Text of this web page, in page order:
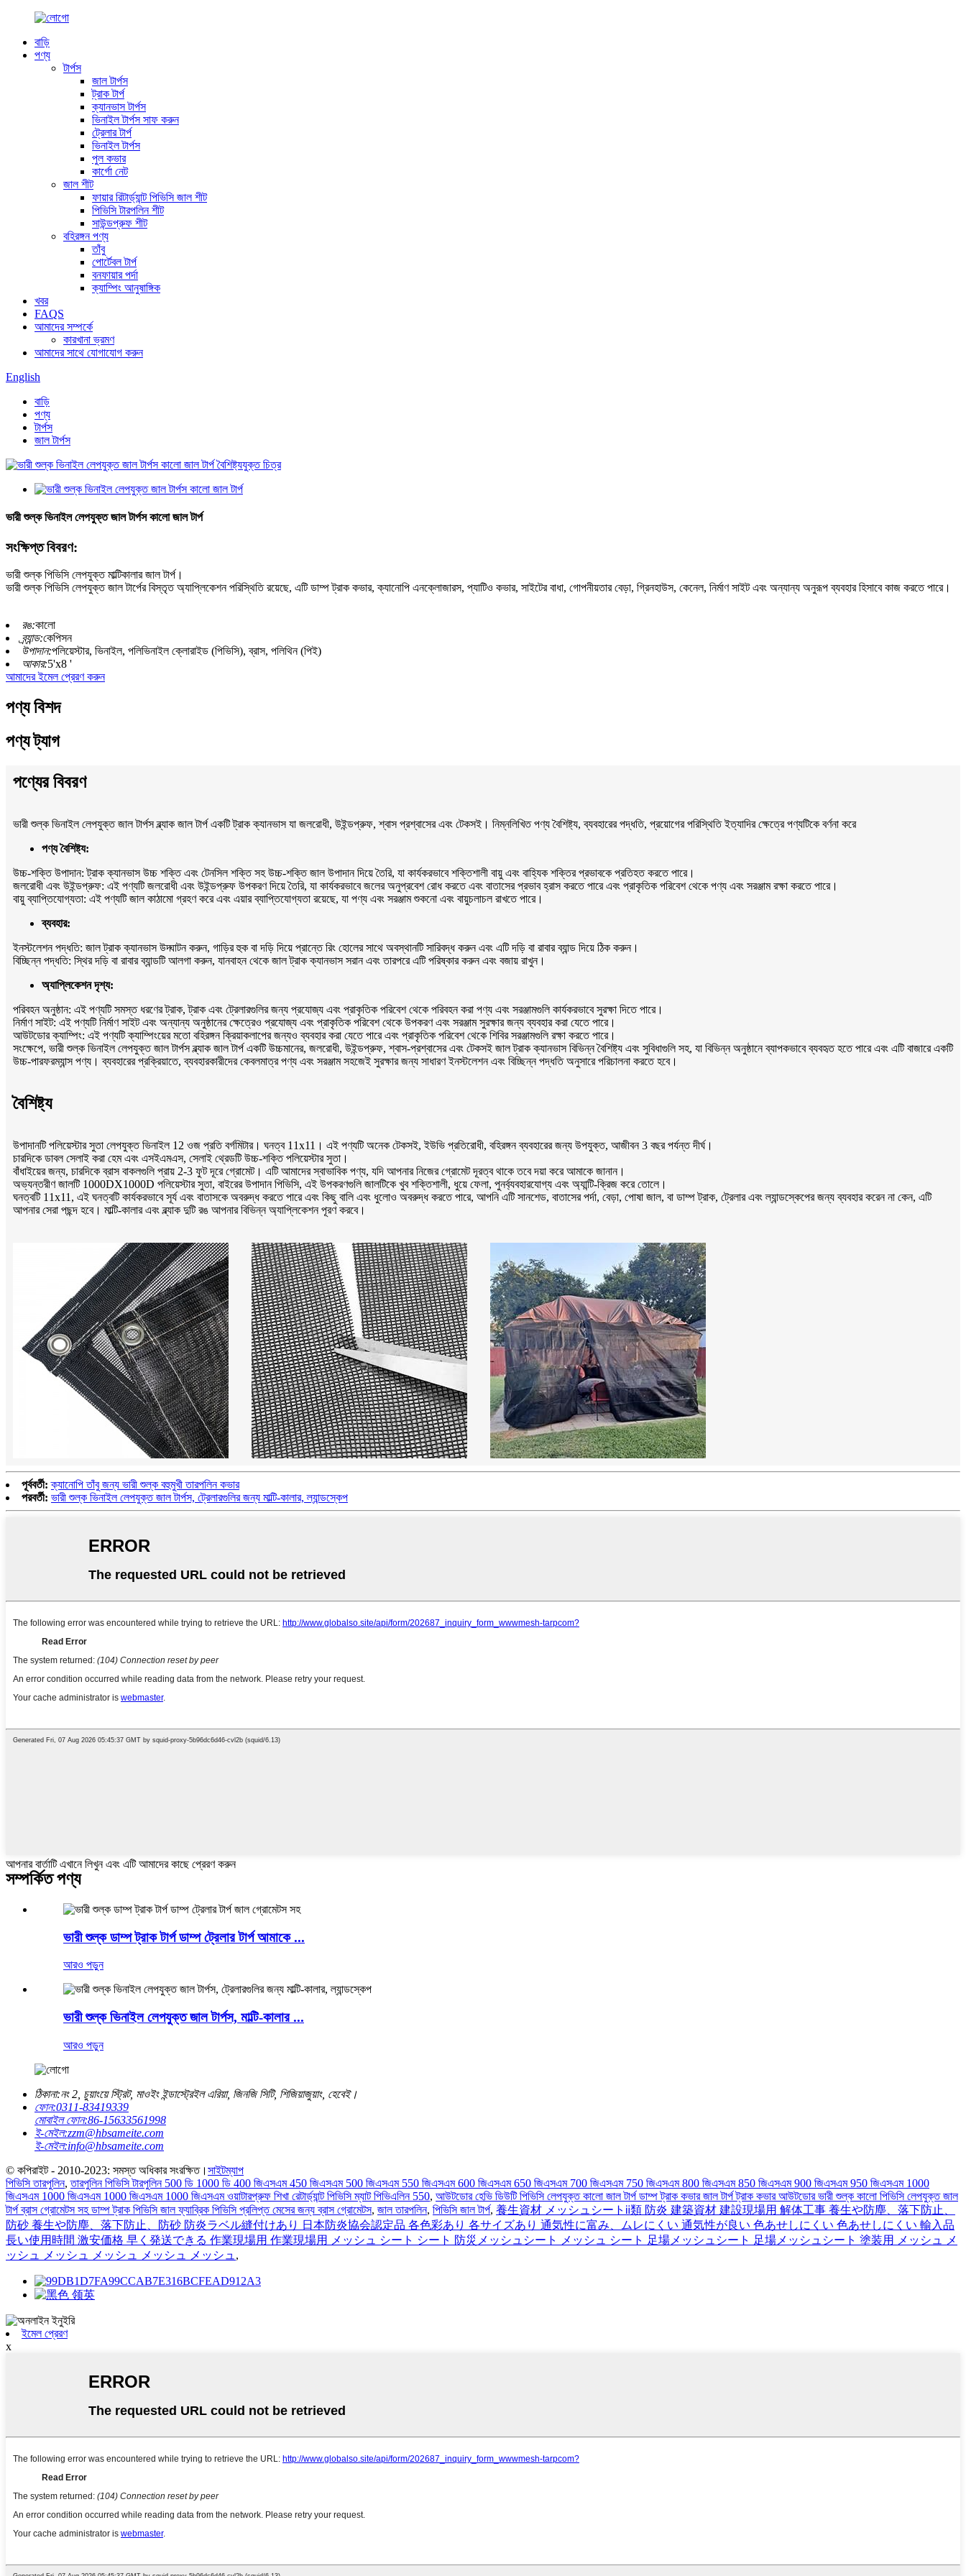
বাড়ি
পণ্য
টার্পস
জাল টার্পস
ট্রাক টার্প
ক্যানভাস টার্পস
ভিনাইল টার্পস সাফ করুন
ট্রেলার টার্প
ভিনাইল টার্পস
পুল কভার
কার্গো নেট
জাল শীট
ফায়ার রিটার্ড্যান্ট পিভিসি জাল শীট
পিভিসি টারপলিন শীট
সাউন্ডপ্রুফ শীট
বহিরঙ্গন পণ্য
তাঁবু
পোর্টেবল টার্প
বনফায়ার পর্দা
ক্যাম্পিং আনুষাঙ্গিক
খবর
FAQS
আমাদের সম্পর্কে
কারখানা ভ্রমণ
আমাদের সাথে যোগাযোগ করুন
English
বাড়ি
পণ্য
টার্পস
জাল টার্পস
ভারী শুল্ক ভিনাইল লেপযুক্ত জাল টার্পস কালো জাল টার্প
সংক্ষিপ্ত বিবরণ:
ভারী শুল্ক পিভিসি লেপযুক্ত মাল্টিকালার জাল টার্প।
ভারী শুল্ক পিভিসি লেপযুক্ত জাল টার্পের বিস্তৃত অ্যাপ্লিকেশন পরিস্থিতি রয়েছে, এটি ডাম্প ট্রাক কভার, ক্যানোপি এনক্লোজারস, প্যাটিও কভার, সাইটের বাধা, গোপনীয়তার বেড়া, গ্রিনহাউস, কেনেল, নির্মাণ সাইট এবং অন্যান্য অনুরূপ ব্যবহার হিসাবে কাজ করতে পারে।
রঙ:কালো
ব্র্যান্ড:কেপিসন
উপাদান:পলিয়েস্টার, ভিনাইল, পলিভিনাইল ক্লোরাইড (পিভিসি), ব্রাস, পলিথিন (পিই)
আকার:5'x8 '
আমাদের ইমেল প্রেরণ করুন
পণ্য বিশদ
পণ্য ট্যাগ
পণ্যের বিবরণ
ভারী শুল্ক ভিনাইল লেপযুক্ত জাল টার্পস ব্ল্যাক জাল টার্প একটি ট্রাক ক্যানভাস যা জলরোধী, উইন্ডপ্রুফ, শ্বাস প্রশ্বাসের এবং টেকসই। নিম্নলিখিত পণ্য বৈশিষ্ট্য, ব্যবহারের পদ্ধতি, প্রয়োগের পরিস্থিতি ইত্যাদির ক্ষেত্রে পণ্যটিকে বর্ণনা করে
পণ্য বৈশিষ্ট্য:
উচ্চ-শক্তি উপাদান: ট্রাক ক্যানভাস উচ্চ শক্তি এবং টেনসিল শক্তি সহ উচ্চ-শক্তি জাল উপাদান দিয়ে তৈরি, যা কার্যকরভাবে শক্তিশালী বায়ু এবং বাহ্যিক শক্তির প্রভাবকে প্রতিহত করতে পারে।
জলরোধী এবং উইন্ডপ্রুফ: এই পণ্যটি জলরোধী এবং উইন্ডপ্রুফ উপকরণ দিয়ে তৈরি, যা কার্যকরভাবে জলের অনুপ্রবেশ রোধ করতে এবং বাতাসের প্রভাব হ্রাস করতে পারে এবং প্রাকৃতিক পরিবেশ থেকে পণ্য এবং সরঞ্জাম রক্ষা করতে পারে।
বায়ু ব্যাপ্তিযোগ্যতা: এই পণ্যটি জাল কাঠামো গ্রহণ করে এবং এয়ার ব্যাপ্তিযোগ্যতা রয়েছে, যা পণ্য এবং সরঞ্জাম শুকনো এবং বায়ুচলাচল রাখতে পারে।
ব্যবহার:
ইনস্টলেশন পদ্ধতি: জাল ট্রাক ক্যানভাস উদ্ঘাটন করুন, গাড়ির হুক বা দড়ি দিয়ে প্রান্তে রিং হোলের সাথে অবস্থানটি সারিবদ্ধ করুন এবং এটি দড়ি বা রাবার ব্যান্ড দিয়ে ঠিক করুন।
বিচ্ছিন্ন পদ্ধতি: স্থির দড়ি বা রাবার ব্যান্ডটি আলগা করুন, যানবাহন থেকে জাল ট্রাক ক্যানভাস সরান এবং তারপরে এটি পরিষ্কার করুন এবং বজায় রাখুন।
অ্যাপ্লিকেশন দৃশ্য:
পরিবহন অনুষ্ঠান: এই পণ্যটি সমস্ত ধরণের ট্রাক, ট্রাক এবং ট্রেলারগুলির জন্য প্রযোজ্য এবং প্রাকৃতিক পরিবেশ থেকে পরিবহন করা পণ্য এবং সরঞ্জামগুলি কার্যকরভাবে সুরক্ষা দিতে পারে।
নির্মাণ সাইট: এই পণ্যটি নির্মাণ সাইট এবং অন্যান্য অনুষ্ঠানের ক্ষেত্রেও প্রযোজ্য এবং প্রাকৃতিক পরিবেশ থেকে উপকরণ এবং সরঞ্জাম সুরক্ষার জন্য ব্যবহার করা যেতে পারে।
আউটডোর ক্যাম্পিং: এই পণ্যটি ক্যাম্পিংয়ের মতো বহিরঙ্গন ক্রিয়াকলাপের জন্যও ব্যবহার করা যেতে পারে এবং প্রাকৃতিক পরিবেশ থেকে শিবির সরঞ্জামগুলি রক্ষা করতে পারে।
সংক্ষেপে, ভারী শুল্ক ভিনাইল লেপযুক্ত জাল টার্পস ব্ল্যাক জাল টার্প একটি উচ্চমানের, জলরোধী, উইন্ডপ্রুফ, শ্বাস-প্রশ্বাসের এবং টেকসই জাল ট্রাক ক্যানভাস বিভিন্ন বৈশিষ্ট্য এবং সুবিধাগুলি সহ, যা বিভিন্ন অনুষ্ঠানে ব্যাপকভাবে ব্যবহৃত হতে পারে এবং এটি বাজারে একটি
উচ্চ-পারফরম্যান্স পণ্য। ব্যবহারের প্রক্রিয়াতে, ব্যবহারকারীদের কেবলমাত্র পণ্য এবং সরঞ্জাম সহজেই সুরক্ষার জন্য সাধারণ ইনস্টলেশন এবং বিচ্ছিন্ন পদ্ধতি অনুসারে পরিচালনা করতে হবে।
বৈশিষ্ট্য
উপাদানটি পলিয়েস্টার সুতা লেপযুক্ত ভিনাইল 12 ওজ প্রতি বর্গমিটার। ঘনত্ব 11x11। এই পণ্যটি অনেক টেকসই, ইউভি প্রতিরোধী, বহিরঙ্গন ব্যবহারের জন্য উপযুক্ত, আজীবন 3 বছর পর্যন্ত দীর্ঘ।
চারদিকে ডাবল সেলাই করা হেম এবং এসইএমএস, সেলাই থ্রেডটি উচ্চ-শক্তি পলিয়েস্টার সুতা।
বাঁধাইয়ের জন্য, চারদিকে ব্রাস বাকলগুলি প্রায় 2-3 ফুট দূরে গ্রোমেট। এটি আমাদের স্বাভাবিক পণ্য, যদি আপনার নিজের গ্রোমেট দূরত্ব থাকে তবে দয়া করে আমাকে জানান।
অভ্যন্তরীণ জালটি 1000DX1000D পলিয়েস্টার সুতা, বাইরের উপাদান পিভিসি, এই উপকরণগুলি জালটিকে খুব শক্তিশালী, ধুয়ে ফেলা, পুনর্ব্যবহারযোগ্য এবং অ্যান্টি-ক্রিজ করে তোলে।
ঘনত্বটি 11x11, এই ঘনত্বটি কার্যকরভাবে সূর্য এবং বাতাসকে অবরুদ্ধ করতে পারে এবং কিছু বালি এবং ধুলোও অবরুদ্ধ করতে পারে, আপনি এটি সানশেড, বাতাসের পর্দা, বেড়া, পোষা জাল, বা ডাম্প ট্রাক, ট্রেলার এবং ল্যান্ডস্কেপের জন্য ব্যবহার করেন না কেন, এটি
আপনার সেরা পছন্দ হবে। মাল্টি-কালার এবং ব্ল্যাক দুটি রঙ আপনার বিভিন্ন অ্যাপ্লিকেশন পূরণ করবে।
পূর্ববর্তী: ক্যানোপি তাঁবু জন্য ভারী শুল্ক বহুমুখী তারপলিন কভার
পরবর্তী: ভারী শুল্ক ভিনাইল লেপযুক্ত জাল টার্পস, ট্রেলারগুলির জন্য মাল্টি-কালার, ল্যান্ডস্কেপ
আপনার বার্তাটি এখানে লিখুন এবং এটি আমাদের কাছে প্রেরণ করুন
সম্পর্কিত পণ্য
ভারী শুল্ক ডাম্প ট্রাক টার্প ডাম্প ট্রেলার টার্প আমাকে ...
আরও পড়ুন
ভারী শুল্ক ভিনাইল লেপযুক্ত জাল টার্পস, মাল্টি-কালার ...
আরও পড়ুন
ঠিকানা:নং 2, চুয়াংয়ে স্ট্রিট, মাওইং ইন্ডাস্ট্রেইল এরিয়া, জিনজি সিটি, শিজিয়াজুয়াং, হেবেই।
ফোন:0311-83419339
মোবাইল ফোন:86-15633561998
ই-মেইল:zzm@hbsameite.com
ই-মেইল:info@hbsameite.com
© কপিরাইট - 2010-2023: সমস্ত অধিকার সংরক্ষিত। সাইটম্যাপ
পিভিসি তারপুলিন,তারপুলিন পিভিসি টারপুলিন 500 ডি 1000 ডি 400 জিএসএম 450 জিএসএম 500 জিএসএম 550 জিএসএম 600 জিএসএম 650 জিএসএম 700 জিএসএম 750 জিএসএম 800 জিএসএম 850 জিএসএম 900 জিএসএম 950 জিএসএম 1000
জিএসএম 1000 জিএসএম 1000 জিএসএম 1000 জিএসএম ওয়াটারপ্রুফ শিখা রেটার্ড্যান্ট পিভিসি ম্যাট পিভিএলিন 550, আউটডোর হেভি ডিউটি ​​পিভিসি লেপযুক্ত কালো জাল টার্প ডাম্প ট্রাক কভার জাল টার্প ট্রাক কভার আউটডোর ভারী শুল্ক কালো পিভিসি লেপযুক্ত জাল
টার্প ব্রাস গ্রোমেটস সহ ডাম্প ট্রাক পিভিসি জাল ফ্যাব্রিক পিভিসি প্রলিপ্ত মেসের জন্য ব্রাস গ্রোমেটস, জাল তারপলিন, পিভিসি জাল টার্প, 養生資材 メッシュシートⅱ類 防炎 建築資材 建設現場用 解体工事 養生や防塵、落下防止、
防砂 養生や防塵、落下防止、防砂 防炎ラベル縫付けあり 日本防炎協会認定品 各色彩あり 各サイズあり 通気性に富み、ムレにくい 通気性が良い 色あせしにくい 色あせしにくい 輸入品
長い使用時間 激安価格 早く発送できる 作業現場用 作業現場用 メッシュ シート シート 防災メッシュシート メッシュ シート 足場メッシュシート 足場メッシュシート 塗装用 メッシュ メ
ッシュ メッシュ メッシュ メッシュ メッシュ ,
ইমেল প্রেরণ
x